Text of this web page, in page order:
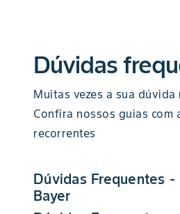
Dúvidas
Muitas vezes a sua dúvida
Confira nossos guias com
recorrentes
Dúvidas Frequentes -
Bayer